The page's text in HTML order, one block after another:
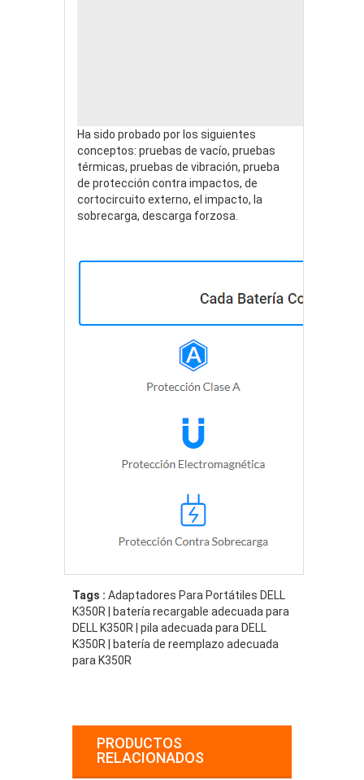
Ha sido probado por los siguientes
conceptos: pruebas de vacío, pruebas
térmicas, pruebas de vibración, prueba
de protección contra impactos, de
cortocircuito externo, el impacto, la
sobrecarga, descarga forzosa.
Tags : Adaptadores Para Portátiles DELL
K350R | batería recargable adecuada para
DELL K350R | pila adecuada para DELL
K350R | batería de reemplazo adecuada
para K350R
PRODUCTOS
RELACIONADOS